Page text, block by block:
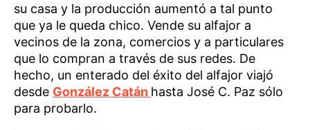
su casa y la producción aumentó a tal punto
que ya le queda chico. Vende su alfajor a
vecinos de la zona, comercios y a particulares
que lo compran a través de sus redes. De
hecho, un enterado del éxito del alfajor viajó
desde González Catán hasta José C. Paz sólo
para probarlo.